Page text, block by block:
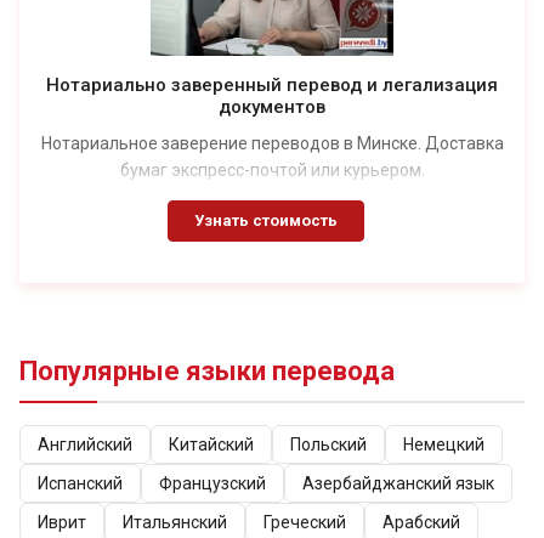
Нотариально заверенный перевод и легализация
документов
Нотариальное заверение переводов в Минске. Доставка
бумаг экспресс-почтой или курьером.
Точный перевод под нотариальное заверение. Сами
Узнать стоимость
Популярные языки перевода
Английский Китайский Польский
Немецкий
Испанский
Французский
Азербайджанский язык
Иврит
Итальянский Греческий
Арабский